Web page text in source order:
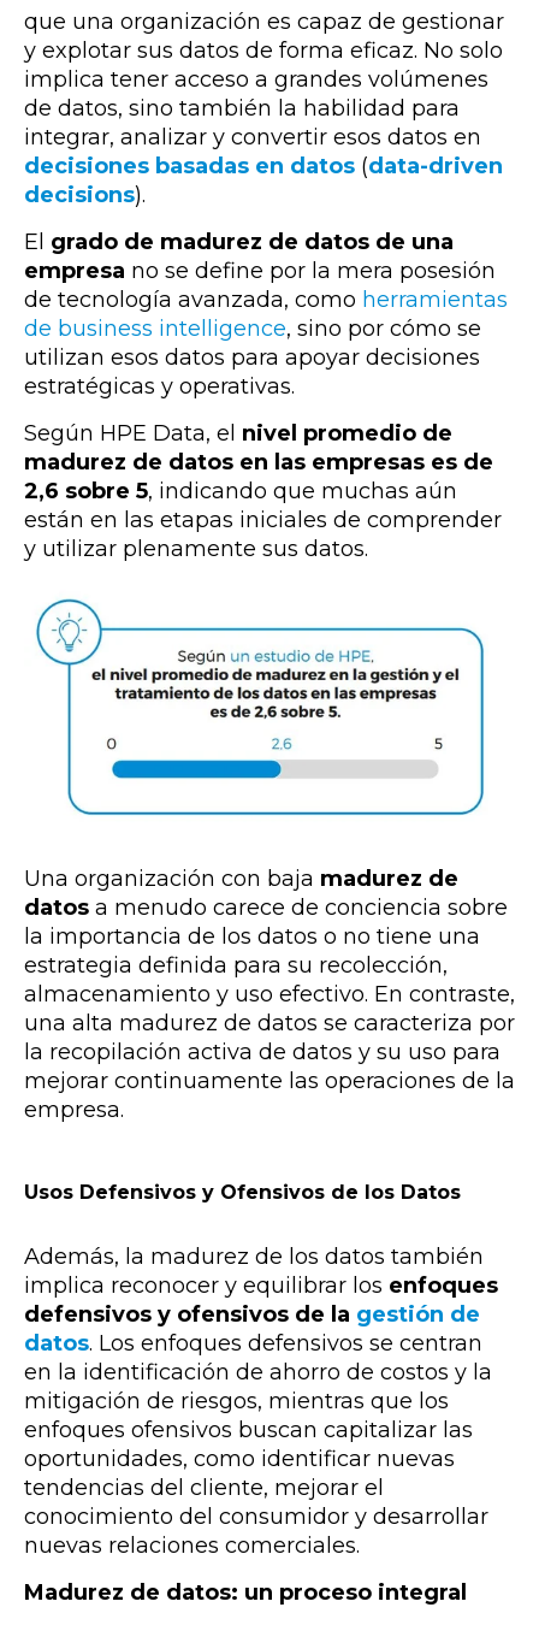
que una organización es capaz de gestionar
y explotar sus datos de forma eficaz. No solo
implica tener acceso a grandes volúmenes
de datos, sino también la habilidad para
integrar, analizar y convertir esos datos en
decisiones basadas en datos (data-driven
decisions).
El grado de madurez de datos de una
empresa no se define por la mera posesión
de tecnología avanzada, como herramientas
de business intelligence, sino por cómo se
utilizan esos datos para apoyar decisiones
estratégicas y operativas.
Según HPE Data, el nivel promedio de
madurez de datos en las empresas es de
2,6 sobre 5, indicando que muchas aún
están en las etapas iniciales de comprender
y utilizar plenamente sus datos.
Una organización con baja madurez de
datos a menudo carece de conciencia sobre
la importancia de los datos o no tiene una
estrategia definida para su recolección,
almacenamiento y uso efectivo. En contraste,
una alta madurez de datos se caracteriza por
la recopilación activa de datos y su uso para
mejorar continuamente las operaciones de la
empresa.
Usos Defensivos y Ofensivos de los Datos
Además, la madurez de los datos también
implica reconocer y equilibrar los enfoques
defensivos y ofensivos de la gestión de
datos. Los enfoques defensivos se centran
en la identificación de ahorro de costos y la
mitigación de riesgos, mientras que los
enfoques ofensivos buscan capitalizar las
oportunidades, como identificar nuevas
tendencias del cliente, mejorar el
conocimiento del consumidor y desarrollar
nuevas relaciones comerciales.
Madurez de datos: un proceso integral